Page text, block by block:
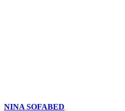
NINA SOFABED